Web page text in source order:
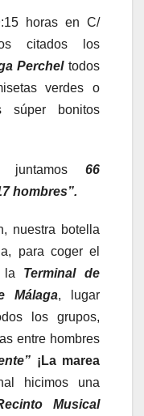
horas en C/
citados los
Percheltodos
verdes o
súper bonitos
juntamos 66
hombres”.
nuestra botella
para coger el
la Terminal de
Málaga, lugar
los grupos,
entre hombres
¡La marea
hicimos una
Musical